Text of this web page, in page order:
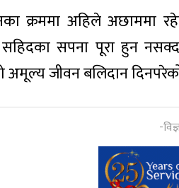
क्रममा अहिले अछाममा
सपना पूरा हुन
अमूल्य जीवन बलिदान